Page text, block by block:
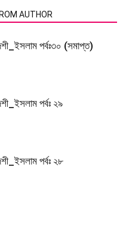
AUTHOR
পর্বঃ৩০ (সমাপ্ত)
পর্বঃ ২৯
পর্বঃ ২৮